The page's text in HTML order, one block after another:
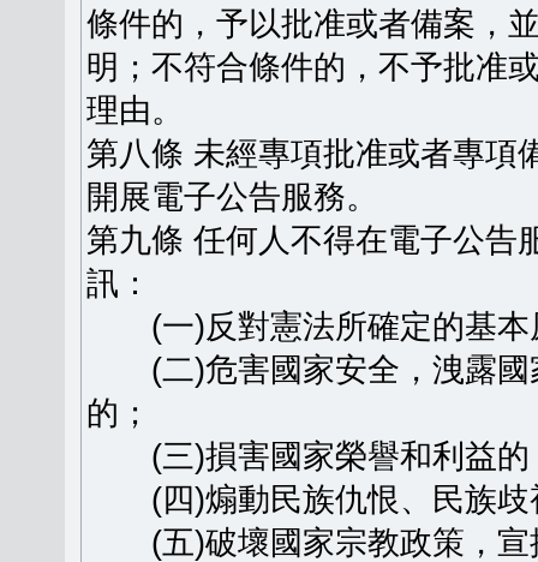
條件的，予以批准或者備案，
明；不符合條件的，不予批准
理由。
第八條 未經專項批准或者專項
開展電子公告服務。
第九條 任何人不得在電子公告
訊：
(一)反對憲法所確定的基本
(二)危害國家安全，洩露國
的；
(三)損害國家榮譽和利益的
(四)煽動民族仇恨、民族歧
(五)破壞國家宗教政策，宣